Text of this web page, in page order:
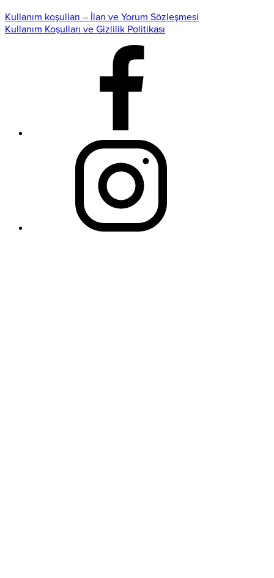
Kullanım koşulları – İlan ve Yorum Sözleşmesi
Kullanım Koşulları ve Gizlilik Politikası